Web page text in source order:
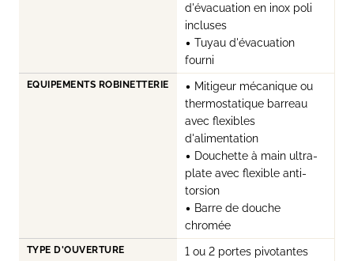
d'évacuation en inox poli
incluses
• Tuyau d'évacuation
fourni
EQUIPEMENTS ROBINETTERIE
• Mitigeur mécanique ou
thermostatique barreau
avec flexibles
d'alimentation
• Douchette à main ultra-
plate avec flexible anti-
torsion
• Barre de douche
chromée
TYPE D'OUVERTURE
1 ou 2 portes pivotantes